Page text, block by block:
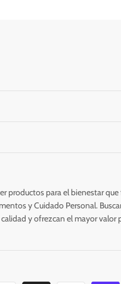
productos para el bienestar
y Cuidado Personal.
y ofrezcan el mayor valor